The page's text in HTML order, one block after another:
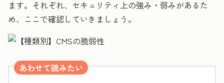
ます。それぞれ、セキュリティ上の強み・弱みがあるた
め、ここで確認していきましょう。
あわせて読みたい